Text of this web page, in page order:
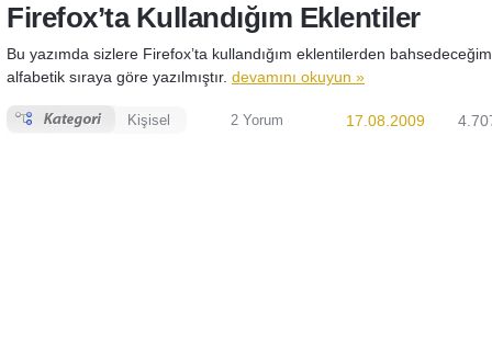
Firefox’ta Kullandığım Eklentiler
Bu yazımda sizlere Firefox’ta kullandığım eklentilerden
alfabetik sıraya göre yazılmıştır. devamını okuyun »
Kişisel 2 Yorum 17.08.2009